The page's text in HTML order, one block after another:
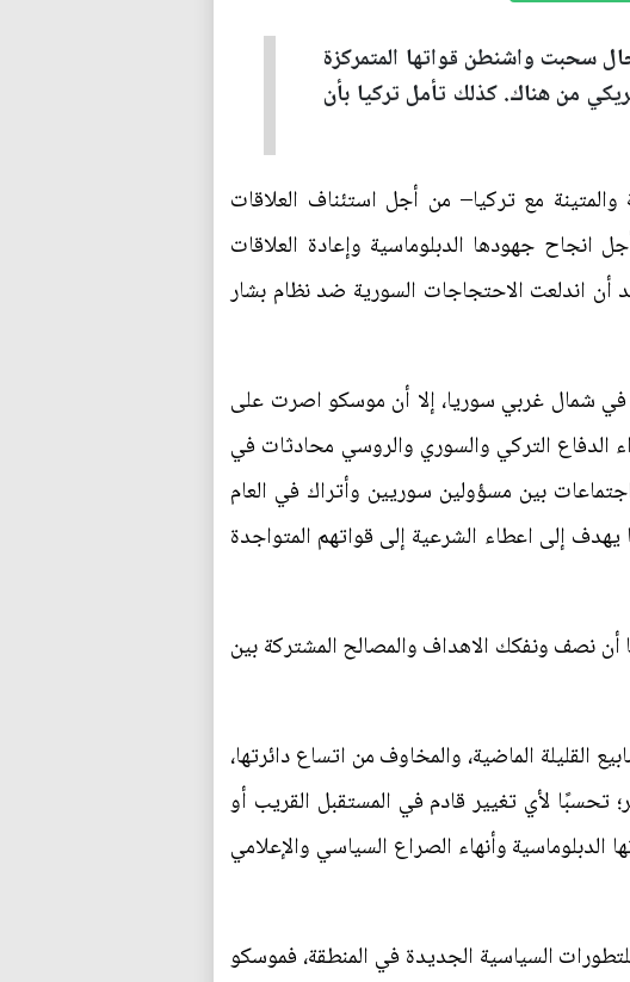
سحبت واشنطن قواتها المتمركزة
من هناك. كذلك تأمل تركيا بأن
مع تركيا– من أجل استئناف العلاقات
انجاح جهودها الدبلوماسية وإعادة العلاقات
بين اسطنبول ودمشق، والشروع بالتطبيع بينهما للمرة الأولى منذ عام 2011، بعد أن اندلعت الاحتجاجات السورية ضد نظام بشار
في شمال غربي سوريا، إلا أن موسكو اصرت على
من ذات العام، أجرى وزراء الدفاع التركي والسوري والروسي محادثات في
منذ عام 2011. كما توسطت روسيا في اجتماعات بين مسؤولين سوريين وأتراك في العام
إلى اعطاء الشرعية إلى قواتهم المتواجدة
أن نصف ونفكك الاهداف والمصالح المشتركة بين
الماضية، والمخاوف من اتساع دائرتها،
لأي تغيير قادم في المستقبل القريب أو
الدبلوماسية وأنهاء الصراع السياسي والإعلامي
السياسية الجديدة في المنطقة، فموسكو